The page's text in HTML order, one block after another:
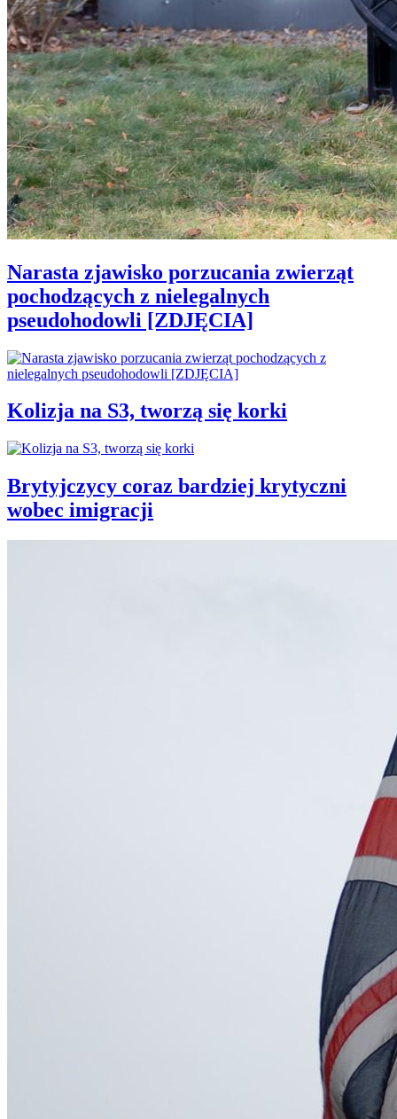
Narasta zjawisko porzucania zwierząt
pochodzących z nielegalnych
pseudohodowli [ZDJĘCIA]
Kolizja na S3, tworzą się korki
Brytyjczycy coraz bardziej krytyczni
wobec imigracji